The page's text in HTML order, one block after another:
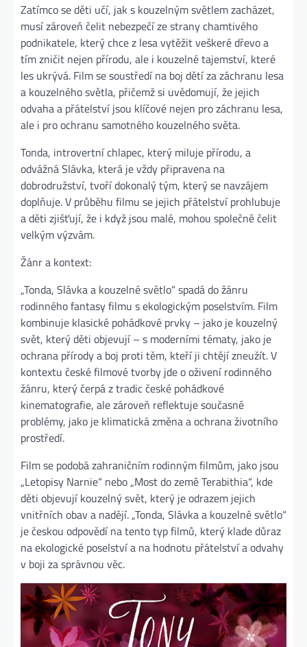
Zatímco se děti učí, jak s kouzelným světlem zacházet,
musí zároveň čelit nebezpečí ze strany chamtivého
podnikatele, který chce z lesa vytěžit veškeré dřevo a
tím zničit nejen přírodu, ale i kouzelné tajemství, které
les ukrývá. Film se soustředí na boj dětí za záchranu lesa
a kouzelného světla, přičemž si uvědomují, že jejich
odvaha a přátelství jsou klíčové nejen pro záchranu lesa,
ale i pro ochranu samotného kouzelného světa.
Tonda, introvertní chlapec, který miluje přírodu, a
odvážná Slávka, která je vždy připravena na
dobrodružství, tvoří dokonalý tým, který se navzájem
doplňuje. V průběhu filmu se jejich přátelství prohlubuje
a děti zjišťují, že i když jsou malé, mohou společně čelit
velkým výzvám.
Žánr a kontext:
„Tonda, Slávka a kouzelné světlo“ spadá do žánru
rodinného fantasy filmu s ekologickým poselstvím. Film
kombinuje klasické pohádkové prvky – jako je kouzelný
svět, který děti objevují – s moderními tématy, jako je
ochrana přírody a boj proti těm, kteří ji chtějí zneužít. V
kontextu české filmové tvorby jde o oživení rodinného
žánru, který čerpá z tradic české pohádkové
kinematografie, ale zároveň reflektuje současné
problémy, jako je klimatická změna a ochrana životního
prostředí.
Film se podobá zahraničním rodinným filmům, jako jsou
„Letopisy Narnie“ nebo „Most do země Terabithia“, kde
děti objevují kouzelný svět, který je odrazem jejich
vnitřních obav a nadějí. „Tonda, Slávka a kouzelné světlo“
je českou odpovědí na tento typ filmů, který klade důraz
na ekologické poselství a na hodnotu přátelství a odvahy
v boji za správnou věc.